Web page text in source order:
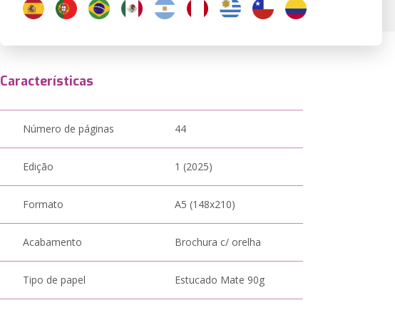
Características
Número de páginas 44
Edição 1 (2025)
Formato A5 (148x210)
Acabamento Brochura c/ orelha
Tipo de papel Estucado Mate 90g